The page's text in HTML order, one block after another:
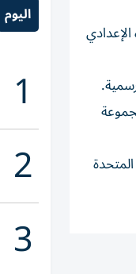
القادم في الولايات المتحدة
اليوم
1
2
3